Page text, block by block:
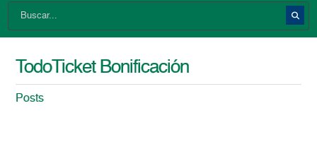
TodoTicket Bonificación
Posts